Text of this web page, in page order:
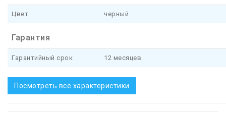
Цвет черный
Гарантия
Гарантийный срок 12 месяцев
Посмотреть все характеристики